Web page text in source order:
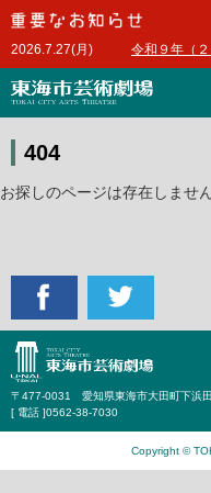
本
文
へ2026.7.27(月) 令和９年（
404
お探しのページは存在しません
〒477-0031 愛知県東海市大田町下浜
[ 電話 ]0562-38-7030
Copyright ©